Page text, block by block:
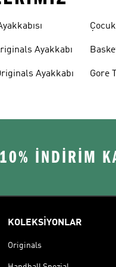
Ayakkabı
Ayakkabı Gore
İNDİRİM
KOLEKSİYONLAR
Originals